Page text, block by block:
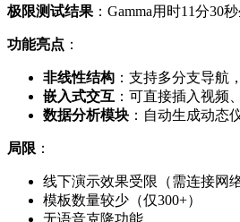
极限测试结果 ：Gamma用时11分30
功能亮点 ：
非线性结构 ：支持多分支导航
嵌入式交互 ：可直接插入视频
数据分析模块 ：自动生成动态
局限 ：
线下演示效果受限（需连接网络
模板数量较少（仅300+）
无语音克隆功能